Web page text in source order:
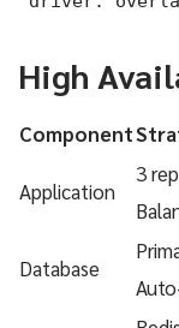
High
Component
Application
3
Database